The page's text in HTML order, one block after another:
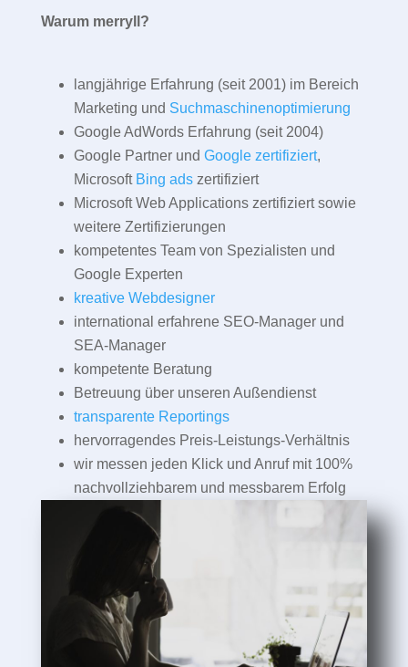
Warum merryll?
langjährige Erfahrung (seit 2001) im Bereich
Marketing und Suchmaschinenoptimierung
Google AdWords Erfahrung (seit 2004)
Google Partner und Google zertifiziert,
Microsoft Bing adszertifiziert
Microsoft Web Applications zertifiziert sowie
weitere Zertifizierungen
kompetentes Team von Spezialisten und
Google Experten
kreative Webdesigner
international erfahrene SEO-Manager und
SEA-Manager
kompetente Beratung
Betreuung über unseren Außendienst
transparente Reportings
hervorragendes Preis-Leistungs-Verhältnis
wir messen jeden Klick und Anruf mit 100%
nachvollziehbarem und messbarem Erfolg